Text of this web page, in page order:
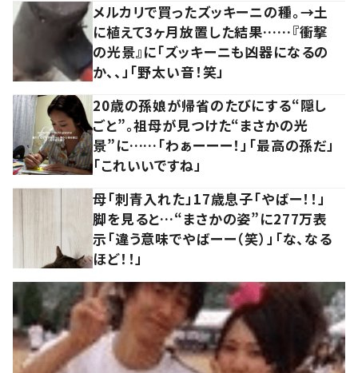
メルカリで買ったズッキーニの種。→土
に植えて3ヶ月放置した結果……『衝撃
の光景』に「ズッキーニも凶器になるの
か、、」「野太い音！笑」
20歳の孫娘が帰省のたびにする“隠し
ごと”。祖母が見つけた“まさかの光
景”に……「わぁーーー！」「最高の孫だ」
「これいいですね」
母「刺青入れた」17歳息子「やばー！！」
脚を見ると…“まさかの姿”に277万表
示「違う意味でやばーー（笑）」「な、なる
ほど！！」